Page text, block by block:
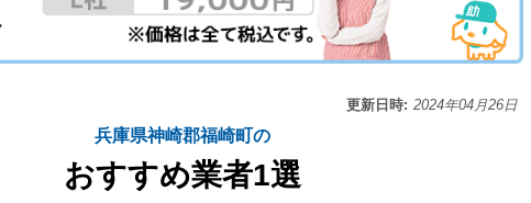
更新日時: 2024年04月26日
兵庫県神崎郡福崎町の
おすすめ業者1選